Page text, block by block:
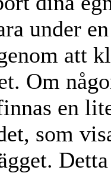
under
att
Om
en
som